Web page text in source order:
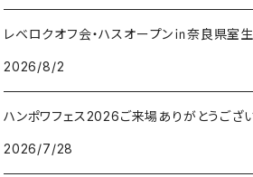
FishLABO
TAKEDA CRAFT
ジャックナカムラ
レベロクオフ会・ハスオープン㏌奈良県室
2026/8/2
ハンポワフェス2026ご来場ありがとうござい
2026/7/28